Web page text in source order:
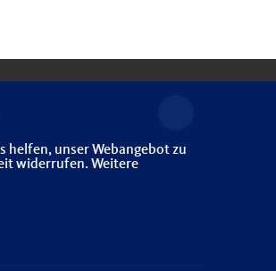
helfen, unser Webangebot zu
widerrufen. Weitere